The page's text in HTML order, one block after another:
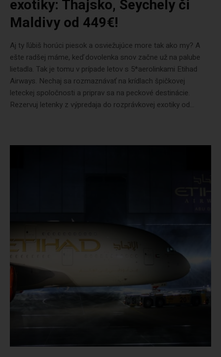
exotiky: Thajsko, Seychely či
Maldivy od 449€!
Aj ty ľúbiš horúci piesok a osviežujúce more tak ako my? A
ešte radšej máme, keď dovolenka snov začne už na palube
lietadla. Tak je tomu v prípade letov s 5*aerolinkami Etihad
Airways. Nechaj sa rozmaznávať na krídlach špičkovej
leteckej spoločnosti a priprav sa na peckové destinácie.
Rezervuj letenky z výpredaja do rozprávkovej exotiky od...